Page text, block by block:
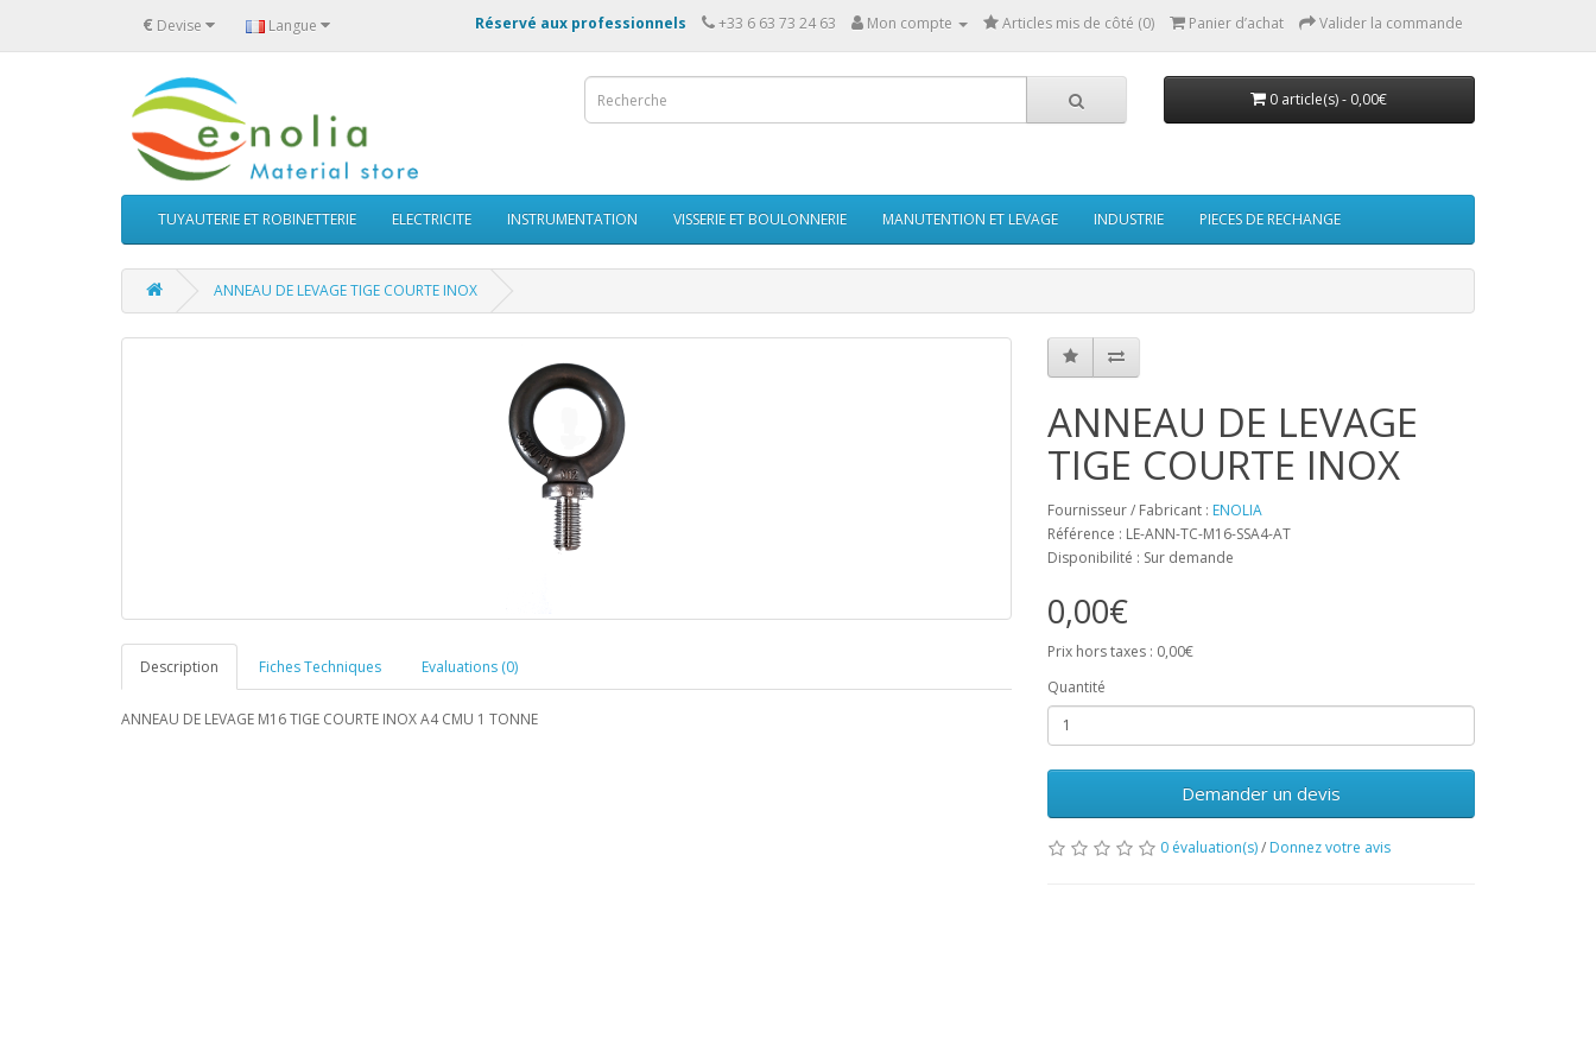
€ Devise Langue Réservé aux professionnels Mon compte Articles mis de côté (0) Panier d’achat Valider la commande
0 article(s) - 0,00€
TUYAUTERIE ET ROBINETTERIE ELECTRICITE INSTRUMENTATION VISSERIE ET BOULONNERIE MANUTENTION ET LEVAGE INDUSTRIE PIECES DE RECHANGE
ANNEAU DE LEVAGE TIGE COURTE INOX
Description Fiches Techniques Evaluations (0)
ANNEAU DE LEVAGE M16 TIGE COURTE INOX A4 CMU 1 TONNE
ANNEAU DE LEVAGE
TIGE COURTE INOX
Fournisseur / Fabricant : ENOLIA
Référence : LE-ANN-TC-M16-SSA4-AT
Disponibilité : Sur demande
0,00€
Prix hors taxes : 0,00€
Quantité
Demander un devis
0 évaluation(s)/ Donnez votre avis